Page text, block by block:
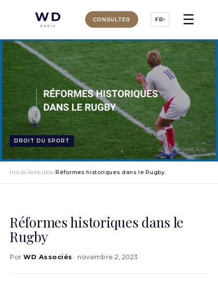
CONSULTER FR▾ ☰
DROIT DU SPORT
Inicio/Artículos/Réformes historiques dans le Rugby
Réformes historiques dans le
Rugby
PorWD Associés · novembre 2, 2023